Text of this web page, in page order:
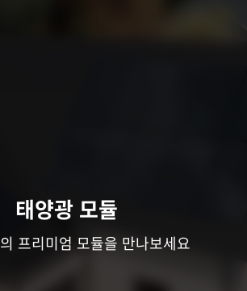
태양광 모듈
의 프리미엄 모듈을 만나보세요